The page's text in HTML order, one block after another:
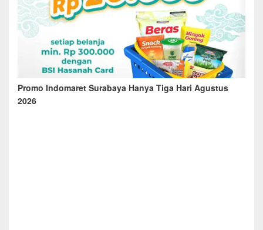
Promo Indomaret Surabaya Hanya Tiga Hari Agustus
2026